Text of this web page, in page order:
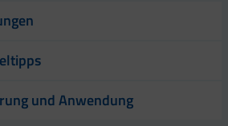
und Anwendung